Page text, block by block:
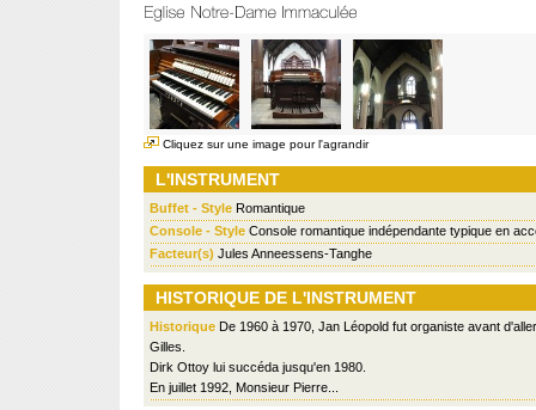
Cliquez sur une image pour l'agrandir
L'INSTRUMENT
Buffet - Style Romantique
Console - Style Console romantique indépendante typique en
Facteur(s) Jules Anneessens-Tanghe
HISTORIQUE DE L'INSTRUMENT
Historique De 1960 à 1970, Jan Léopold fut organiste avant
Gilles.
Dirk Ottoy lui succéda jusqu'en 1980.
En juillet 1992, Monsieur Pierre...